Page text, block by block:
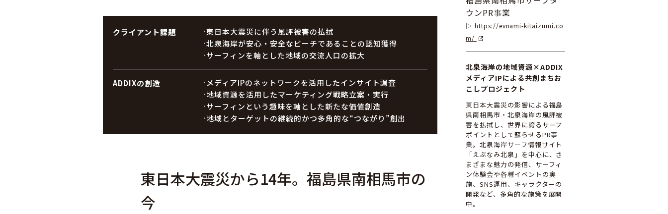
クライアント課題
東日本大震災に伴う風評被害の払拭
北泉海岸が安心・安全なビーチであることの認知獲得
サーフィンを軸とした地域の交流人口の拡大
ADDIXの創造
メディアIPのネットワークを活用したインサイト調査
地域資源を活用したマーケティング戦略立案・実行
サーフィンという趣味を軸とした新たな価値創造
地域とターゲットの継続的かつ多角的な“つながり”創出
ウンPR事業
https://evnami-kitaizumi.co
m/
北泉海岸の地域資源×ADDIX
メディアIPによる共創まちお
こしプロジェクト
東日本大震災の影響による福島
県南相馬市・北泉海岸の風評被
害を払拭し、世界に誇るサーフ
ポイントとして蘇らせるPR事
業。北泉海岸サーフ情報サイト
「えぶなみ北泉」を中心に、さ
まざまな魅力の発信、サーフィ
ン体験会や各種イベントの実
施、SNS運用、キャラクターの
開発など、多角的な施策を展開
中。
東日本大震災から14年。福島県南相馬市の
今